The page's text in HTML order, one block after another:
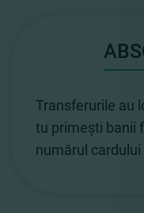
Transferurile au
tu primești banii
numărul cardului